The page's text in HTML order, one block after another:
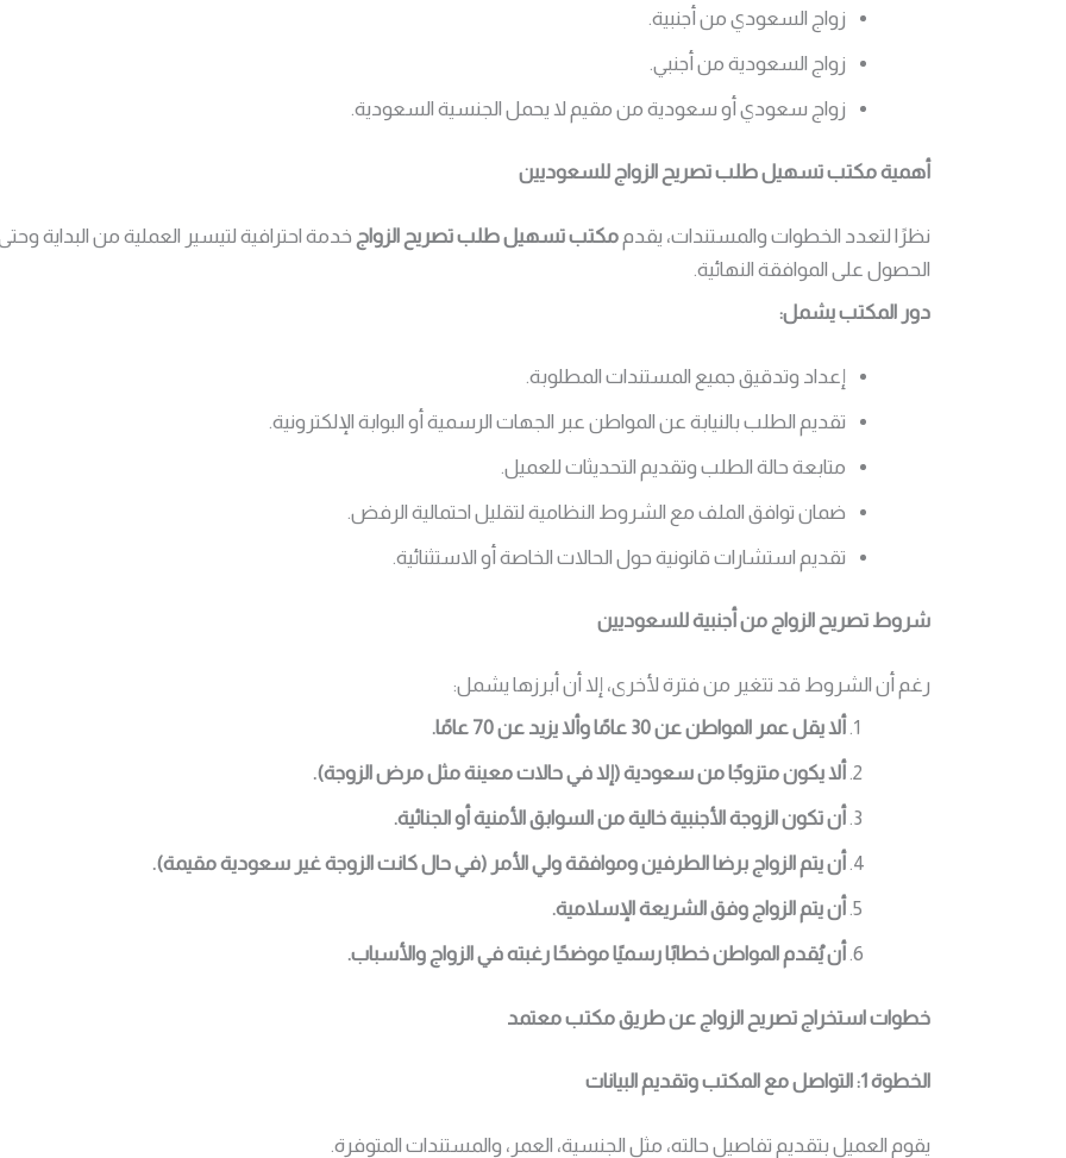
زواج السعودي من أجنبية.
زواج السعودية من أجنبي.
زواج سعودي أو سعودية من مقيم لا يحمل الجنسية السعودية.
أهمية مكتب تسهيل طلب تصريح الزواج للسعوديين
نظرًا لتعدد الخطوات والمستندات، يقدممكتب تسهيل طلب تصريح الزواج خدمة احترافية لتيسير العملية من البداية
الحصول على الموافقة النهائية.
دور المكتب يشمل:
إعداد وتدقيق جميع المستندات المطلوبة.
تقديم الطلب بالنيابة عن المواطن عبر الجهات الرسمية أو البوابة الإلكترونية.
متابعة حالة الطلب وتقديم التحديثات للعميل.
ضمان توافق الملف مع الشروط النظامية لتقليل احتمالية الرفض.
تقديم استشارات قانونية حول الحالات الخاصة أو الاستثنائية.
شروط تصريح الزواج من أجنبية للسعوديين
رغم أن الشروط قد تتغير من فترة لأخرى، إلا أن أبرزها يشمل:
ألا يقل عمر المواطن عن 30 عامًا وألا يزيد عن 70 عامًا.
ألا يكون متزوجًا من سعودية (إلا في حالات معينة مثل مرض الزوجة).
أن تكون الزوجة الأجنبية خالية من السوابق الأمنية أو الجنائية.
أن يتم الزواج برضا الطرفين وموافقة ولي الأمر (في حال كانت الزوجة غير سعودية مقيمة).
أن يتم الزواج وفق الشريعة الإسلامية.
أن يُقدم المواطن خطابًا رسميًا موضحًا رغبته في الزواج والأسباب.
خطوات استخراج تصريح الزواج عن طريق مكتب معتمد
الخطوة 1: التواصل مع المكتب وتقديم البيانات
يقوم العميل بتقديم تفاصيل حالته، مثل الجنسية، العمر، والمستندات المتوفرة.